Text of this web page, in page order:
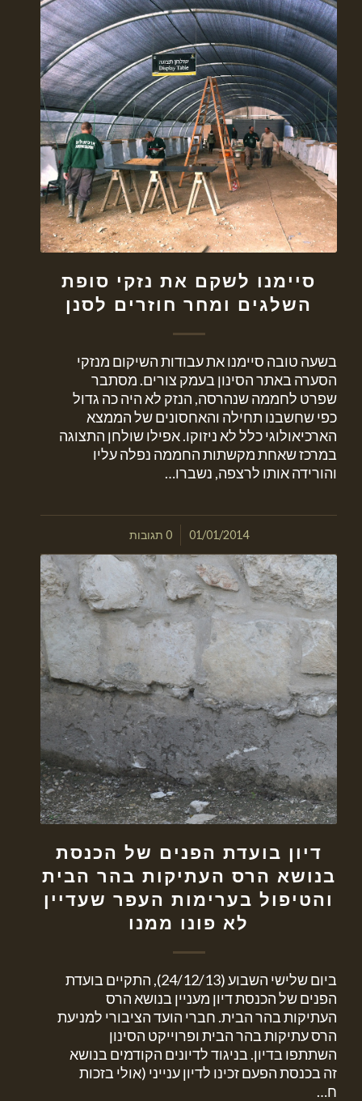
סיימנו לשקם את נזקי סופת
השלגים ומחר חוזרים לסנן
בשעה טובה סיימנו את עבודות השיקום מנזקי
הסערה באתר הסינון בעמק צורים. מסתבר
שפרט לחממה שנהרסה, הנזק לא היה כה גדול
כפי שחשבנו תחילה והאחסונים של הממצא
הארכיאולוגי כלל לא ניזוקו. אפילו שולחן התצוגה
במרכז שאחת מקשתות החממה נפלה עליו
והורידה אותו לרצפה, נשברו…
01/01/2014
/ 0 תגובות
דיון בועדת הפנים של הכנסת
בנושא הרס העתיקות בהר הבית
והטיפול בערימות העפר שעדיין
לא פונו ממנו
ביום שלישי השבוע (24/12/13), התקיים בועדת
הפנים של הכנסת דיון מעניין בנושא הרס
העתיקות בהר הבית. חברי הועד הציבורי למניעת
הרס עתיקות בהר הבית ופרוייקט הסינון
השתתפו בדיון. בניגוד לדיונים הקודמים בנושא
זה בכנסת הפעם זכינו לדיון ענייני (אולי בזכות
ח…